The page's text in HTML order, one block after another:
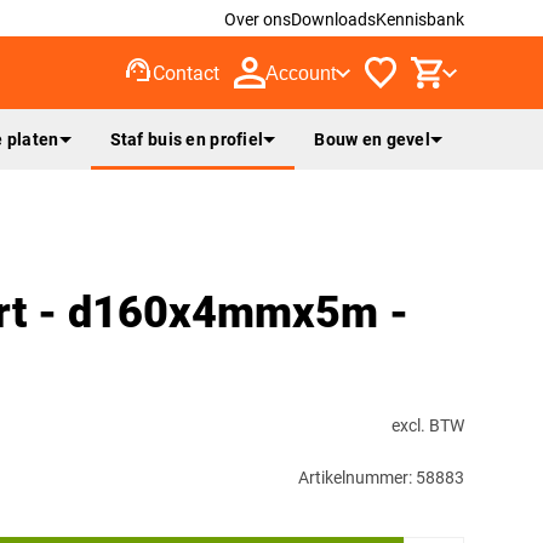
Over onsDownloadsKennisbank
support_agentContact Account
platen Staf buis en profiel Bouw en gevel
- d160x4mmx5m -
excl. BTW
Artikelnummer: 58883